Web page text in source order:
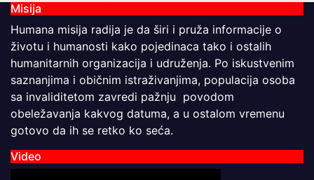
Misija
Humana misija radija je da širi i pruža informacije o
životu i humanosti kako pojedinaca tako i ostalih
humanitarnih organizacija i udruženja. Po iskustvenim
saznanjima i običnim istraživanjima, populacija osoba
sa invaliditetom zavredi pažnju povodom
obeležavanja kakvog datuma, a u ostalom vremenu
gotovo da ih se retko ko seća.
Video